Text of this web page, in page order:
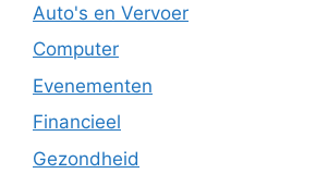
Auto's en Vervoer
Computer
Evenementen
Financieel
Gezondheid